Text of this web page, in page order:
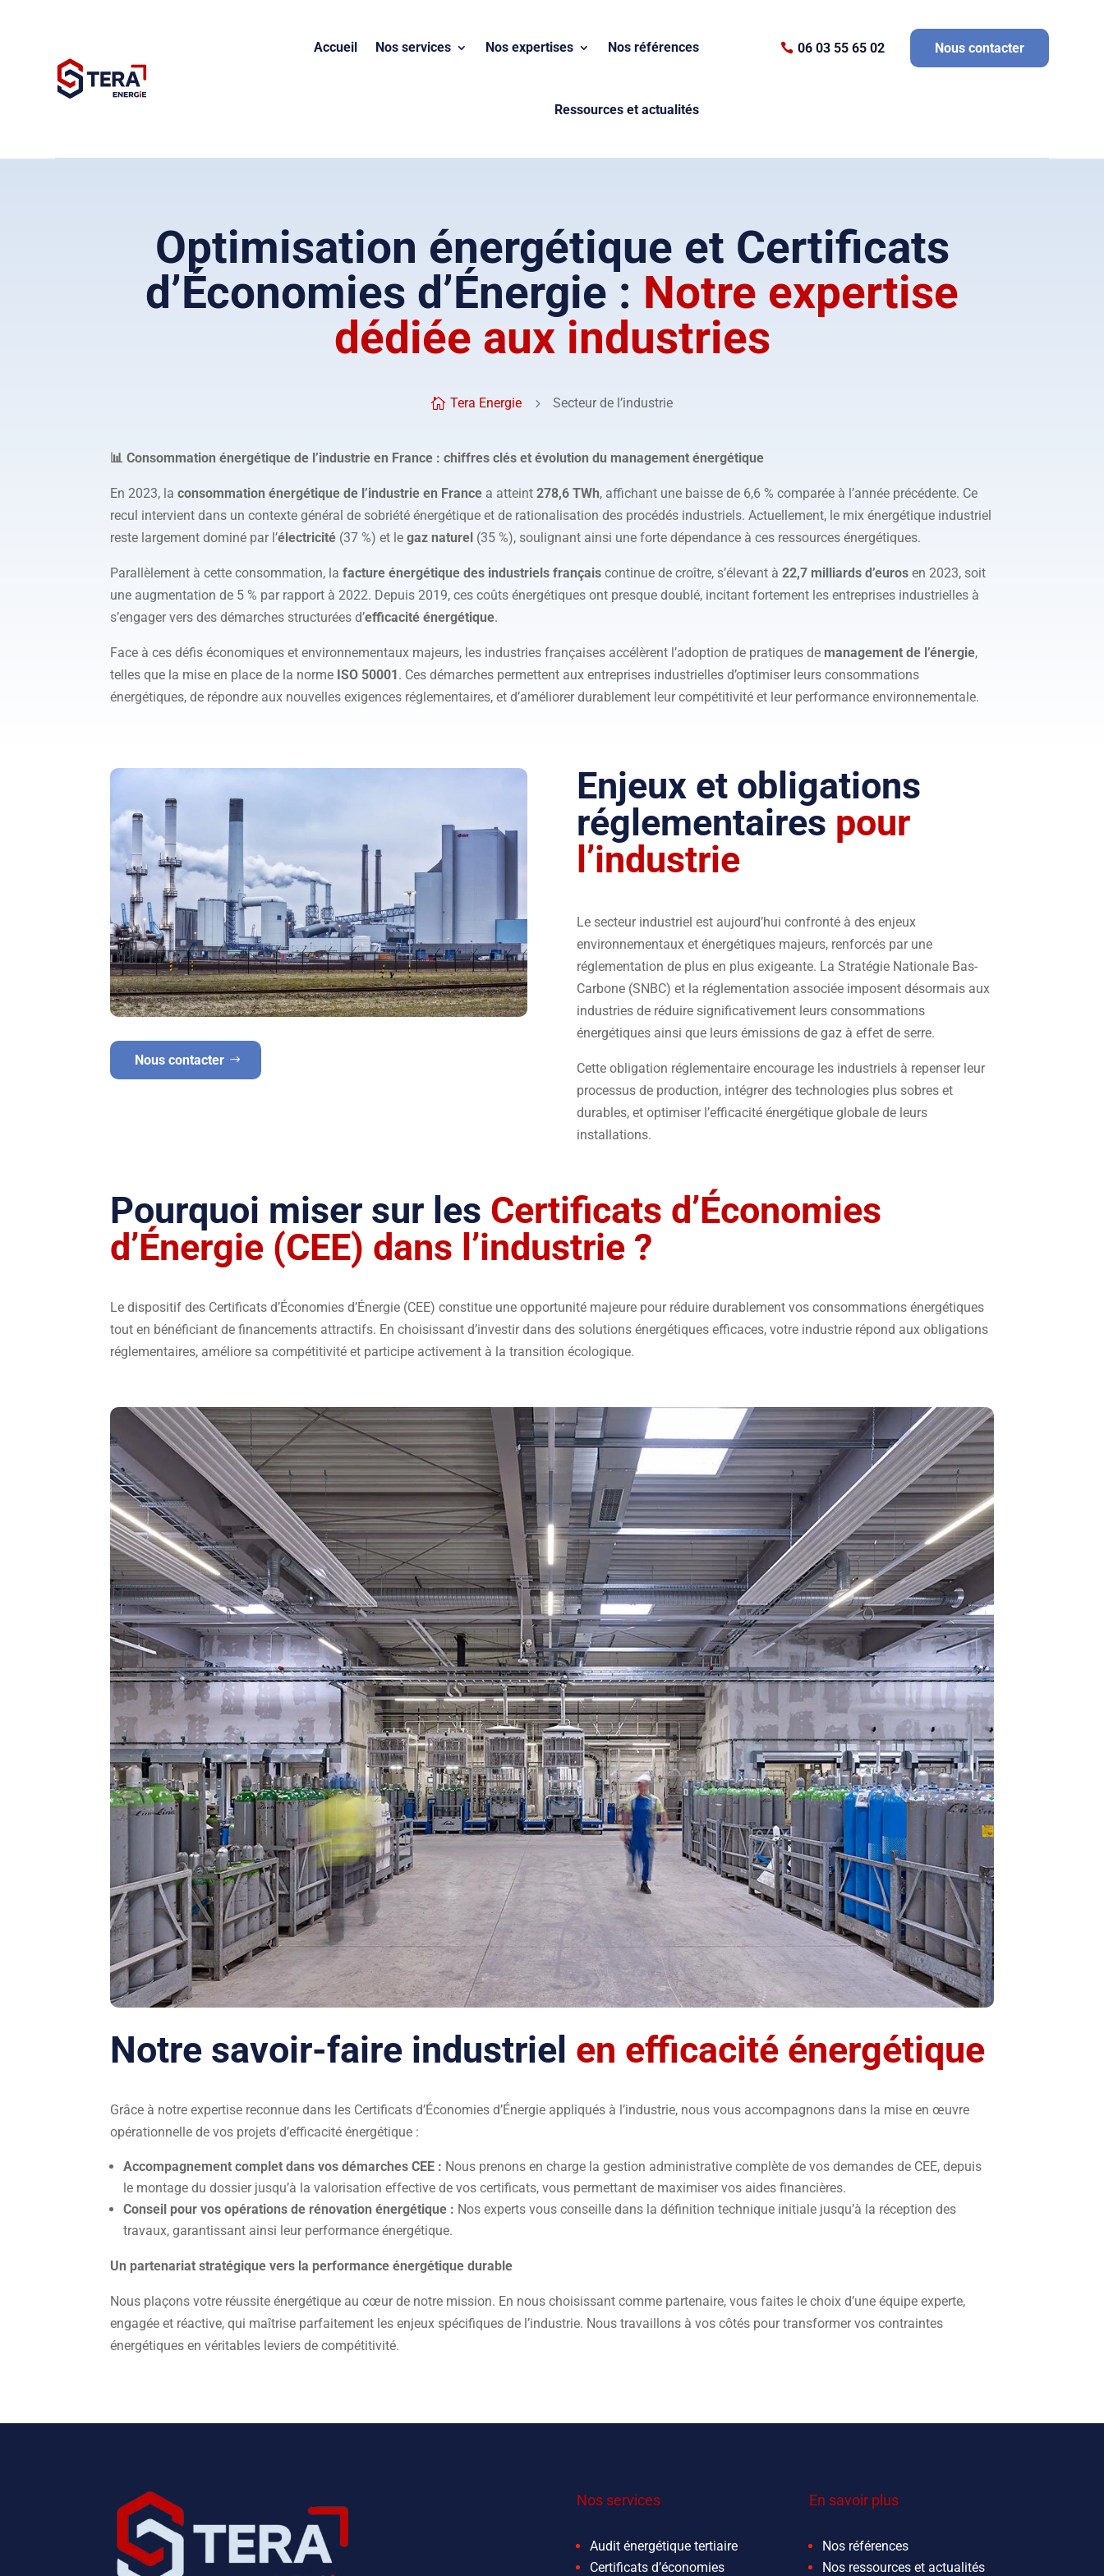
Accueil Nos services Nos expertises Nos références
Ressources et actualités
06 03 55 65 02 Nous contacter
Optimisation énergétique et Certificats
d’Économies d’Énergie : Notre expertise
dédiée aux industries
 Tera Energie 5 Secteur de l’industrie
📊 Consommation énergétique de l’industrie en France : chiffres clés et évolution du management énergétique
En 2023, laconsommation énergétique de l’industrie en France a atteint278,6 TWh, affichant une baisse de 6,6 % comparée à l’année précédente. Ce
recul intervient dans un contexte général de sobriété énergétique et de rationalisation des procédés industriels. Actuellement, le mix énergétique industriel
reste largement dominé par l’électricité (37 %) et legaz naturel (35 %), soulignant ainsi une forte dépendance à ces ressources énergétiques.
Parallèlement à cette consommation, lafacture énergétique des industriels français continue de croître, s’élevant à22,7 milliards d’euros en 2023, soit
une augmentation de 5 % par rapport à 2022. Depuis 2019, ces coûts énergétiques ont presque doublé, incitant fortement les entreprises industrielles à
s’engager vers des démarches structurées d’efficacité énergétique.
Face à ces défis économiques et environnementaux majeurs, les industries françaises accélèrent l’adoption de pratiques de management de l’énergie,
telles que la mise en place de la norme ISO 50001. Ces démarches permettent aux entreprises industrielles d’optimiser leurs consommations
énergétiques, de répondre aux nouvelles exigences réglementaires, et d’améliorer durablement leur compétitivité et leur performance environnementale.
Nous contacter
Enjeux et obligations
réglementaires pour
l’industrie
Le secteur industriel est aujourd’hui confronté à des enjeux
environnementaux et énergétiques majeurs, renforcés par une
réglementation de plus en plus exigeante. La Stratégie Nationale Bas-
Carbone (SNBC) et la réglementation associée imposent désormais aux
industries de réduire significativement leurs consommations
énergétiques ainsi que leurs émissions de gaz à effet de serre.
Cette obligation réglementaire encourage les industriels à repenser leur
processus de production, intégrer des technologies plus sobres et
durables, et optimiser l’efficacité énergétique globale de leurs
installations.
Pourquoi miser sur les Certificats d’Économies
d’Énergie (CEE) dans l’industrie ?
Le dispositif des Certificats d’Économies d’Énergie (CEE) constitue une opportunité majeure pour réduire durablement vos consommations énergétiques
tout en bénéficiant de financements attractifs. En choisissant d’investir dans des solutions énergétiques efficaces, votre industrie répond aux obligations
réglementaires, améliore sa compétitivité et participe activement à la transition écologique.
Notre savoir-faire industriel en efficacité énergétique
Grâce à notre expertise reconnue dans les Certificats d’Économies d’Énergie appliqués à l’industrie, nous vous accompagnons dans la mise en œuvre
opérationnelle de vos projets d’efficacité énergétique :
Accompagnement complet dans vos démarches CEE : Nous prenons en charge la gestion administrative complète de vos demandes de CEE, depuis
le montage du dossier jusqu’à la valorisation effective de vos certificats, vous permettant de maximiser vos aides financières.
Conseil pour vos opérations de rénovation énergétique : Nos experts vous conseille dans la définition technique initiale jusqu’à la réception des
travaux, garantissant ainsi leur performance énergétique.
Un partenariat stratégique vers la performance énergétique durable
Nous plaçons votre réussite énergétique au cœur de notre mission. En nous choisissant comme partenaire, vous faites le choix d’une équipe experte,
engagée et réactive, qui maîtrise parfaitement les enjeux spécifiques de l’industrie. Nous travaillons à vos côtés pour transformer vos contraintes
énergétiques en véritables leviers de compétitivité.
Nos services
Audit énergétique tertiaire
Certificats d’économies
En savoir plus
Nos références
Nos ressources et actualités